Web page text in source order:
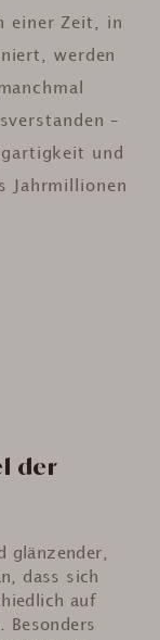
einer Zeit, in
werden
–
und
Jahrmillionen
der
glänzender,
dass sich
auf
Besonders